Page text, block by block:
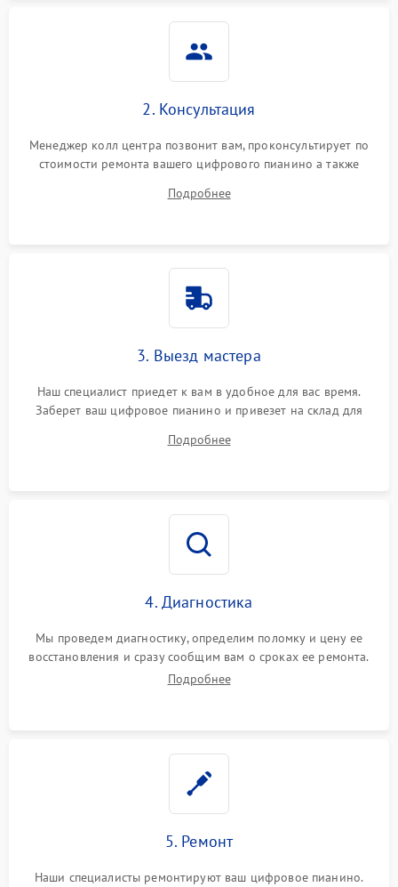
2. Консультация
Менеджер колл центра позвонит вам, проконсультирует по
стоимости ремонта вашего цифрового пианино а также
Подробнее
3. Выезд мастера
Наш специалист приедет к вам в удобное для вас время.
Заберет ваш цифровое пианино и привезет на склад для
Подробнее
4. Диагностика
Мы проведем диагностику, определим поломку и цену ее
восстановления и сразу сообщим вам о сроках ее ремонта.
Подробнее
5. Ремонт
Наши специалисты ремонтируют ваш цифровое пианино.